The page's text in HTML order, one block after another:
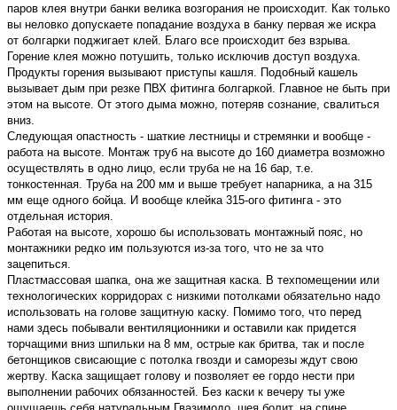
паров клея внутри банки велика возгорания не происходит. Как только
вы неловко допускаете попадание воздуха в банку первая же искра
от болгарки поджигает клей. Благо все происходит без взрыва.
Горение клея можно потушить, только исключив доступ воздуха.
Продукты горения вызывают приступы кашля. Подобный кашель
вызывает дым при резке ПВХ фитинга болгаркой. Главное не быть при
этом на высоте. От этого дыма можно, потеряв сознание, свалиться
вниз.
Следующая опастность - шаткие лестницы и стремянки и вообще -
работа на высоте. Монтаж труб на высоте до 160 диаметра возможно
осуществлять в одно лицо, если труба не на 16 бар, т.е.
тонкостенная. Труба на 200 мм и выше требует напарника, а на 315
мм еще одного бойца. И вообще клейка 315-ого фитинга - это
отдельная история.
Работая на высоте, хорошо бы использовать монтажный пояс, но
монтажники редко им пользуются из-за того, что не за что
зацепиться.
Пластмассовая шапка, она же защитная каска. В техпомещении или
технологических корридорах с низкими потолками обязательно надо
использовать на голове защитную каску. Помимо того, что перед
нами здесь побывали вентиляционники и оставили как придется
торчащими вниз шпильки на 8 мм, острые как бритва, так и после
бетонщиков свисающие с потолка гвозди и саморезы ждут свою
жертву. Каска защищает голову и позволяет ее гордо нести при
выполнении рабочих обязанностей. Без каски к вечеру ты уже